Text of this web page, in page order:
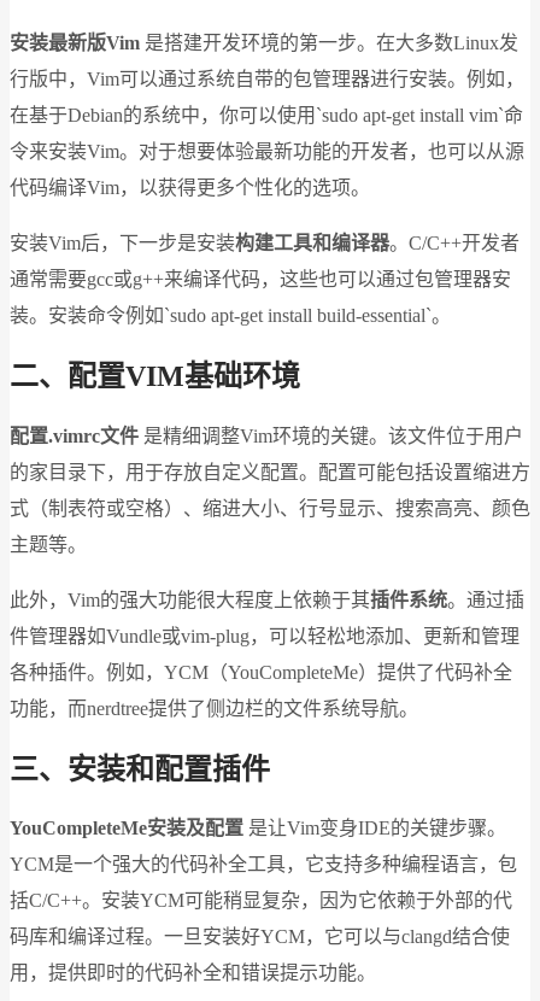
安装最新版Vim 是搭建开发环境的第一步。在大多数Linux发
行版中，Vim可以通过系统自带的包管理器进行安装。例如，
在基于Debian的系统中，你可以使用`sudo apt-get install vim`命
令来安装Vim。对于想要体验最新功能的开发者，也可以从源
代码编译Vim，以获得更多个性化的选项。
安装Vim后，下一步是安装构建工具和编译器。C/C++开发者
通常需要gcc或g++来编译代码，这些也可以通过包管理器安
装。安装命令例如`sudo apt-get install build-essential`。
二、配置VIM基础环境
配置.vimrc文件 是精细调整Vim环境的关键。该文件位于用户
的家目录下，用于存放自定义配置。配置可能包括设置缩进方
式（制表符或空格）、缩进大小、行号显示、搜索高亮、颜色
主题等。
此外，Vim的强大功能很大程度上依赖于其插件系统。通过插
件管理器如Vundle或vim-plug，可以轻松地添加、更新和管理
各种插件。例如，YCM（YouCompleteMe）提供了代码补全
功能，而nerdtree提供了侧边栏的文件系统导航。
三、安装和配置插件
YouCompleteMe安装及配置 是让Vim变身IDE的关键步骤。
YCM是一个强大的代码补全工具，它支持多种编程语言，包
括C/C++。安装YCM可能稍显复杂，因为它依赖于外部的代
码库和编译过程。一旦安装好YCM，它可以与clangd结合使
用，提供即时的代码补全和错误提示功能。